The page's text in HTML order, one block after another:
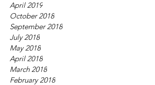
April 2019
October 2018
September 2018
July 2018
May 2018
April 2018
March 2018
February 2018